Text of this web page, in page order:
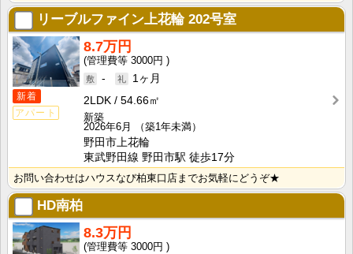
リーブルファイン上花輪202号室
新着
アパート
8.7万円
3000円
-
1ヶ月
2LDK
54.66㎡
新築
2026年6月
（築1年未満）
野田市上花輪
東武野田線 野田市駅 徒歩17分
お問い合わせはハウスなび柏東口店までお気軽にどうぞ★
HD南柏
8.3万円
3000円